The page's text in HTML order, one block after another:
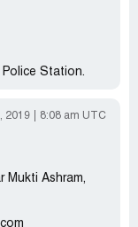
Police Station.
2019 8:08 am UTC
Mukti Ashram,